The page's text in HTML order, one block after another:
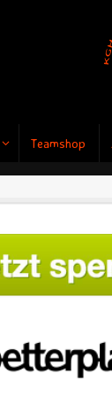
Teamshop